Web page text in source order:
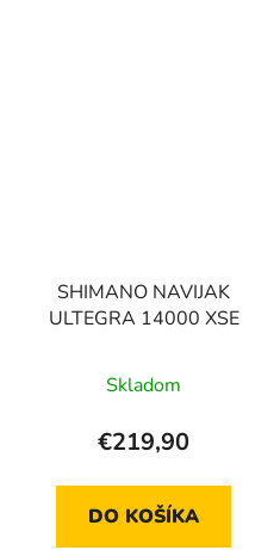
SHIMANO NAVIJAK
ULTEGRA 14000 XSE
Skladom
€219,90
DO KOŠÍKA